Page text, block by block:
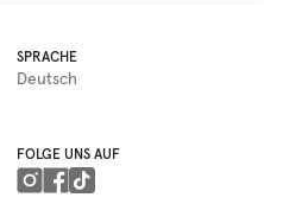
SPRACHE
Deutsch
FOLGE UNS AUF